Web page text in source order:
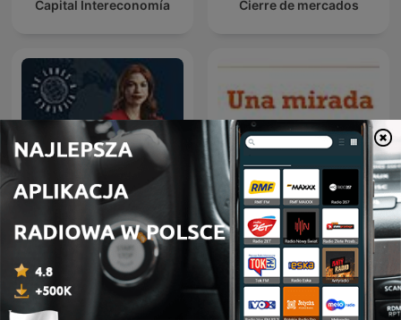
Capital Intereconomía Cierre de mercados
Visión Global Una mirada al mundo